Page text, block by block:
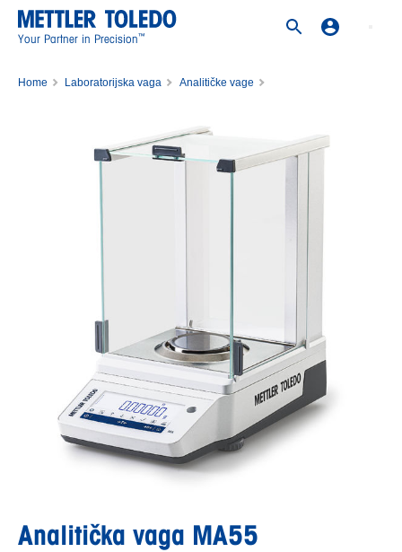
Your Partner in Precision™
Home Laboratorijska vaga
Analitičke vage
Analitička vaga MA55